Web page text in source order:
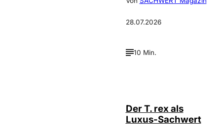
28.07.2026
10 Min.
Der T. rex als
Luxus-Sachwert